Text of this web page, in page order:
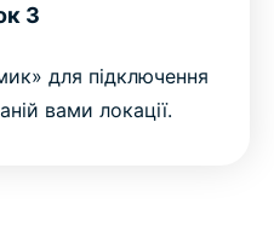
3
для підключення
вами локації.